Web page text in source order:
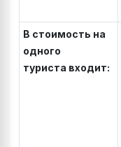
В стоимость на
одного
туриста входит: